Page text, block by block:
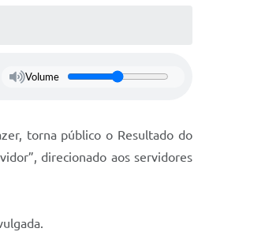
Volume
torna público o Resultado do
direcionado aos servidores